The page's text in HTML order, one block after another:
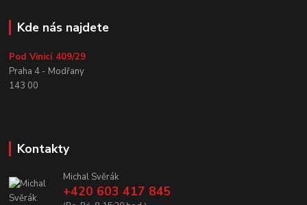
Kde nás najdete
Pod Vinicí 409/29
Praha 4 - Modřany
143 00
Kontakty
Michal Svěrák
+420 603 417 845